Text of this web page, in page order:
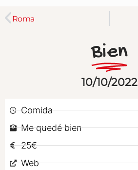
Roma
Bien
10/10/2022
Comida
Me quedé bien
25€
Web